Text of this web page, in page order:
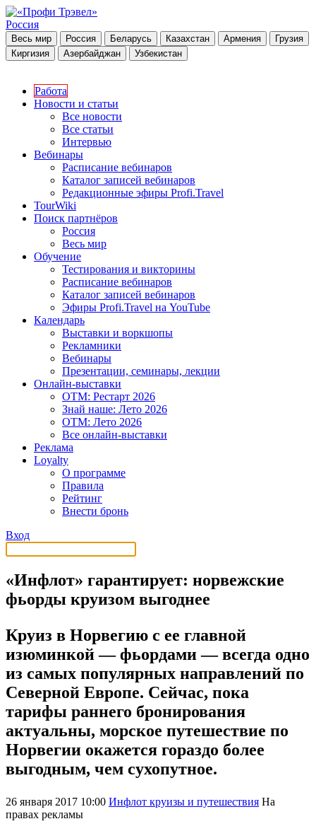
Россия
Весь мир Россия Беларусь Казахстан Армения
Грузия
Киргизия
Азербайджан Узбекистан
Работа
Новости и статьи
Все новости
Все статьи
Интервью
Вебинары
Расписание вебинаров
Каталог записей вебинаров
Редакционные эфиры Profi.Travel
TourWiki
Поиск партнёров
Россия
Весь мир
Обучение
Тестирования и викторины
Расписание вебинаров
Каталог записей вебинаров
Эфиры Profi.Travel на YouTube
Календарь
Выставки и воркшопы
Рекламники
Вебинары
Презентации, семинары, лекции
Онлайн-выставки
OTM: Рестарт 2026
Знай наше: Лето 2026
OTM: Лето 2026
Все онлайн-выставки
Реклама
Loyalty
О программе
Правила
Рейтинг
Внести бронь
Вход
«Инфлот» гарантирует: норвежские
фьорды круизом выгоднее
Круиз в Норвегию с ее главной
изюминкой ― фьордами ― всегда одно
из самых популярных направлений по
Северной Европе. Сейчас, пока
тарифы раннего бронирования
актуальны, морское путешествие по
Норвегии окажется гораздо более
выгодным, чем сухопутное.
26 января 2017 10:00 Инфлот круизы и путешествия На
правах рекламы